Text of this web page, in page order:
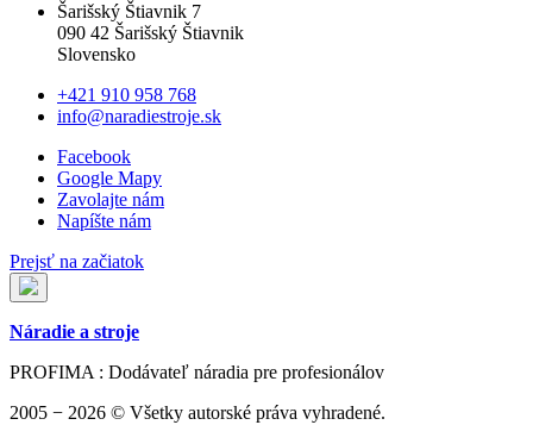
Šarišský Štiavnik 7
090 42 Šarišský Štiavnik
Slovensko
+421 910 958 768
info@naradiestroje.sk
Facebook
Google Mapy
Zavolajte nám
Napíšte nám
Prejsť na začiatok
Náradie a stroje
PROFIMA : Dodávateľ náradia pre profesionálov
2005 − 2026 © Všetky autorské práva vyhradené.